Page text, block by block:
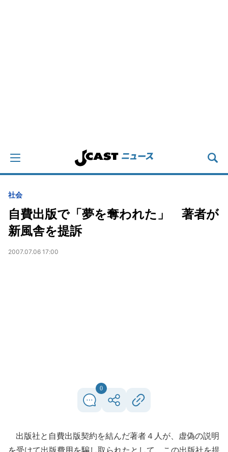
社会
自費出版で「夢を奪われた」 著者が
新風舎を提訴
2007.07.06 17:00
0
出版社と自費出版契約を結んだ著者４人が、虚偽の説明
を受けて出版費用を騙し取られたとして、この出版社を提